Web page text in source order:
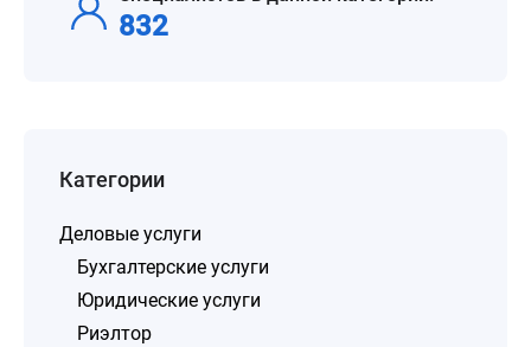
832
Категории
Деловые услуги
Бухгалтерские услуги
Юридические услуги
Риэлтор